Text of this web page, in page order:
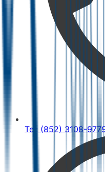
Tel: (852) 3108-